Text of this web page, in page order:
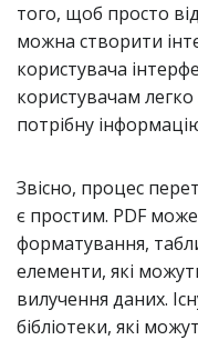
того, щоб просто
можна створити
користувача
користувачам
потрібну
Звісно, процес
є простим. PDF
форматування,
елементи, які
вилучення даних.
бібліотеки, які